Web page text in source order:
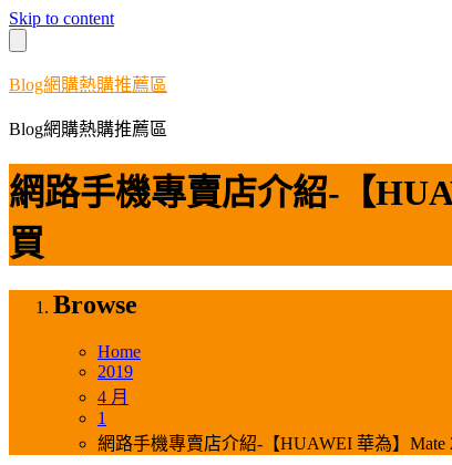
Skip to content
Blog網購熱購推薦區
Blog網購熱購推薦區
網路手機專賣店介紹-【
買
Browse
Home
2019
4 月
1
網路手機專賣店介紹-【HUAWEI 華為】Mate